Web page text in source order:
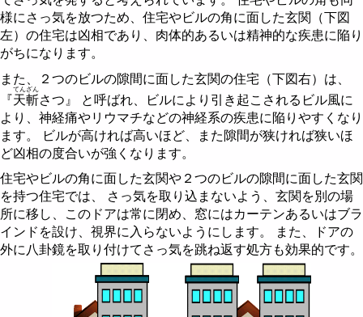
様にさっ気を放つため、住宅やビルの角に面した玄関（下図
左）の住宅は凶相であり、肉体的あるいは精神的な疾患に陥り
がちになります。
また、２つのビルの隙間に面した玄関の住宅（下図右）は、
『天斬
てんざん
さつ』 と呼ばれ、ビルにより引き起こされるビル風に
より、神経痛やリウマチなどの神経系の疾患に陥りやすくなり
ます。 ビルが高ければ高いほど、また隙間が狭ければ狭いほ
ど凶相の度合いが強くなります。
住宅やビルの角に面した玄関や２つのビルの隙間に面した玄関
を持つ住宅では、 さっ気を取り込まないよう、玄関を別の場
所に移し、このドアは常に閉め、窓にはカーテンあるいはブラ
インドを設け、視界に入らないようにします。 また、ドアの
外に八卦鏡を取り付けてさっ気を跳ね返す処方も効果的です。